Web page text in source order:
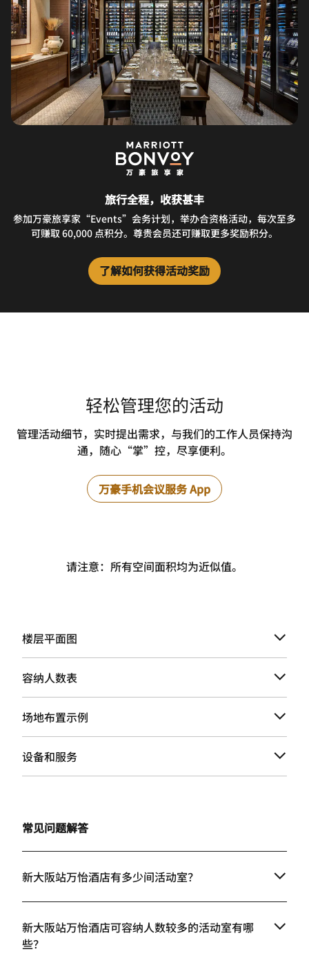
旅行全程，收获甚丰
参加万豪旅享家“Events”会务计划，举办合资格活动，每次至多
可赚取 60,000 点积分。尊贵会员还可赚取更多奖励积分。
了解如何获得活动奖励
轻松管理您的活动
管理活动细节，实时提出需求，与我们的工作人员保持沟
通，随心“掌”控，尽享便利。
万豪手机会议服务 App
请注意：所有空间面积均为近似值。
楼层平面图
容纳人数表
场地布置示例
设备和服务
常见问题解答
新大阪站万怡酒店有多少间活动室？
新大阪站万怡酒店可容纳人数较多的活动室有哪
些？